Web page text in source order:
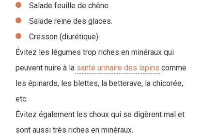
Salade feuille de chêne.
Salade reine des glaces.
Cresson (diurétique).
Évitez les légumes trop riches en minéraux qui
peuvent nuire à la santé urinaire des lapins comme
les épinards, les blettes, la betterave, la chicorée,
etc.
Évitez également les choux qui se digèrent mal et
sont aussi très riches en minéraux.